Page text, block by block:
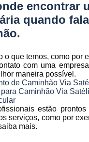
encontrar
quando
o que temos, como por
com uma
maneira possível.
de Caminhão Via
Caminhão Via
estão
serviços, como por
mais.